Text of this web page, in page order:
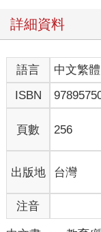
詳細資料
語言 中文繁體
ISBN
頁數 256
出版地 台灣
注音